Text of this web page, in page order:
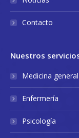
Contacto
Nuestros
Medicina general
Enfermería
Psicología